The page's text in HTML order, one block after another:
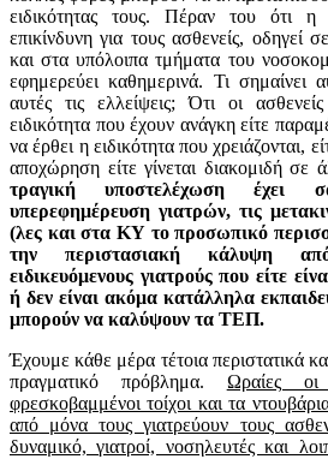
ειδικότητας τους. Πέραν του ότι η
επικίνδυνη για τους ασθενείς, οδηγεί
και στα υπόλοιπα τμήματα του
εφημερεύει καθημερινά. Τι
αυτές τις ελλείψεις; Ότι οι
ειδικότητα που έχουν ανάγκη είτε
να έρθει η ειδικότητα που χρειάζονται,
αποχώρηση είτε γίνεται διακομιδή σε
τραγική υποστελέχωση έχει
υπερεφημέρευση γιατρών, τις
(λες και στα ΚΥ το προσωπικό
την περιστασιακή κάλυψη
ειδικευόμενους γιατρούς που είτε
ή δεν είναι ακόμα κατάλληλα
μπορούν να καλύψουν τα ΤΕΠ.
Έχουμε κάθε μέρα τέτοια περιστατικά
πραγματικό πρόβλημα. Ωραίες
φρεσκοβαμμένοι τοίχοι και τα
από μόνα τους γιατρεύουν τους
δυναμικό, γιατροί, νοσηλευτές και